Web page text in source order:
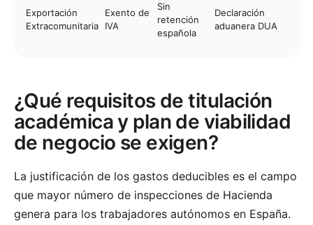
Exportación
Extracomunitaria
Exento de
IVA
Sin
retención
española
Declaración
aduanera DUA
¿Qué requisitos de titulación
académica y plan de viabilidad
de negocio se exigen?
La justificación de los gastos deducibles es el campo
que mayor número de inspecciones de Hacienda
genera para los trabajadores autónomos en España.